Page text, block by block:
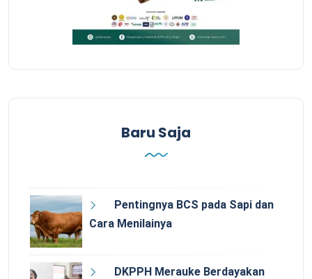
Baru Saja
Pentingnya BCS pada Sapi dan
Cara Menilainya
DKPPH Merauke Berdayakan